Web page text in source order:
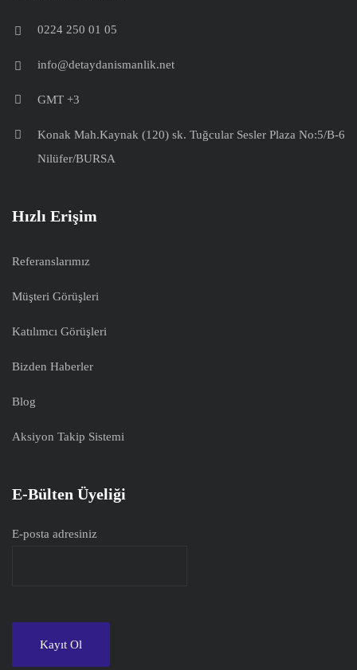
0224 250 01 05
info@detaydanismanlik.net
GMT +3
Konak Mah.Kaynak (120) sk. Tuğcular Sesler Plaza No:5/B-6
Nilüfer/BURSA
Hızlı Erişim
Referanslarımız
Müşteri Görüşleri
Katılımcı Görüşleri
Bizden Haberler
Blog
Aksiyon Takip Sistemi
E-Bülten Üyeliği
E-posta adresiniz